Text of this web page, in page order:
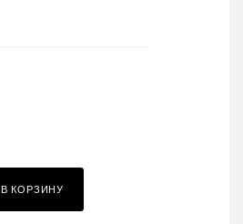
В КОРЗИНУ